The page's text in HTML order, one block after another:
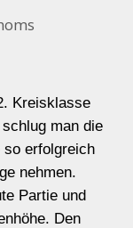
Kreisklasse
man die
so erfolgreich
nehmen.
Partie und
Den